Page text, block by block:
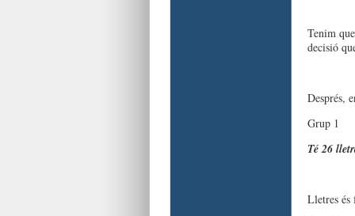
Tenim
decisió
Després,
Grup 1
Té 26
Lletres és